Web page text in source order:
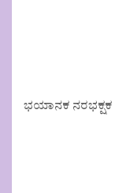
ಭಯಾನಕ ನರಭಕ್ಷಕ